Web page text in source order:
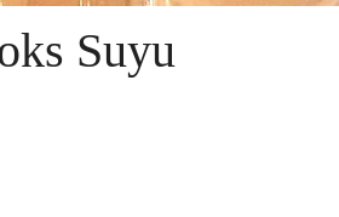
Suyu